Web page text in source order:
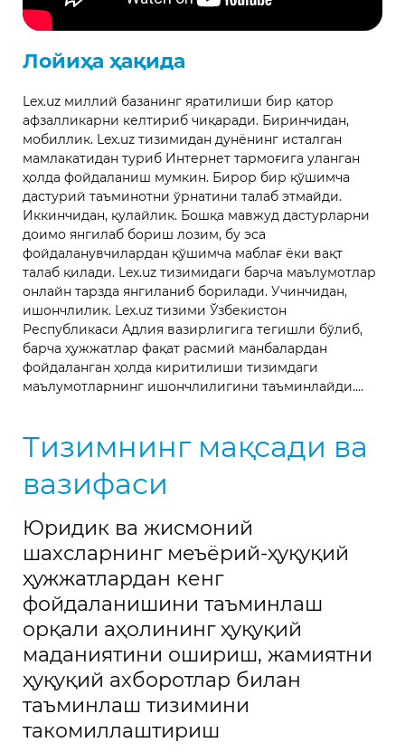
Лойиҳа ҳақида
Lex.uz миллий базанинг яратилиши бир қатор
афзалликарни келтириб чиқаради. Биринчидан,
мобиллик. Lex.uz тизимидан дунёнинг исталган
мамлакатидан туриб Интернет тармоғига уланган
ҳолда фойдаланиш мумкин. Бирор бир қўшимча
дастурий таъминотни ўрнатини талаб этмайди.
Иккинчидан, қулайлик. Бошқа мавжуд дастурларни
доимо янгилаб бориш лозим, бу эса
фойдаланувчилардан қўшимча маблағ ёки вақт
талаб қилади. Lex.uz тизимидаги барча маълумотлар
онлайн тарзда янгиланиб борилади. Учинчидан,
ишончлилик. Lex.uz тизими Ўзбекистон
Республикаси Адлия вазирлигига тегишли бўлиб,
барча ҳужжатлар фақат расмий манбалардан
фойдаланган ҳолда киритилиши тизимдаги
маълумотларнинг ишончлилигини таъминлайди.
Тизимнинг мақсади ва
вазифаси
Юридик ва жисмоний
шахсларнинг меъёрий-ҳуқуқий
ҳужжатлардан кенг
фойдаланишини таъминлаш
орқали аҳолининг ҳуқуқий
маданиятини ошириш, жамиятни
ҳуқуқий ахборотлар билан
таъминлаш тизимини
такомиллаштириш